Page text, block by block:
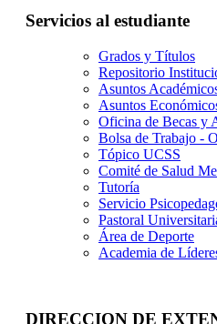
Servicios al estudiante
Grados y Títulos
Repositorio
Asuntos
Asuntos
Oficina de Becas y
Bolsa de Trabajo -
Tópico UCSS
Comité de Salud
Tutoría
Servicio
Pastoral
Área de Deporte
Academia de
DIRECCION DE